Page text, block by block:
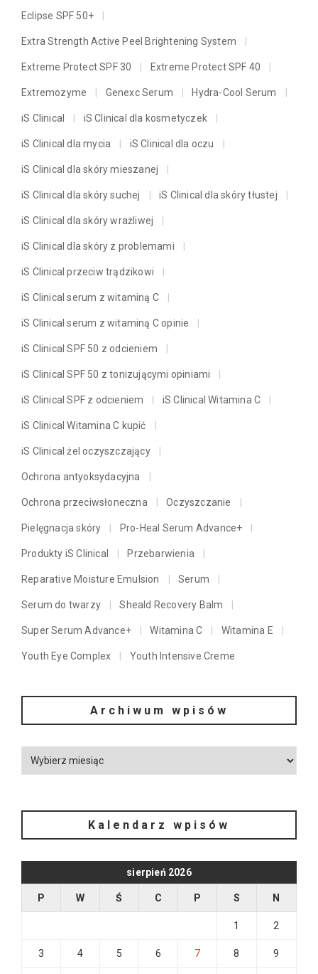
Eclipse SPF 50+
Extra Strength Active Peel Brightening System
Extreme Protect SPF 30 Extreme Protect SPF 40
Extremozyme Genexc Serum Hydra-Cool Serum
iS Clinical iS Clinical dla kosmetyczek
iS Clinical dla mycia iS Clinical dla oczu
iS Clinical dla skóry mieszanej
iS Clinical dla skóry suchej iS Clinical dla skóry tłustej
iS Clinical dla skóry wrażliwej
iS Clinical dla skóry z problemami
iS Clinical przeciw trądzikowi
iS Clinical serum z witaminą C
iS Clinical serum z witaminą C opinie
iS Clinical SPF 50 z odcieniem
iS Clinical SPF 50 z tonizującymi opiniami
iS Clinical SPF z odcieniem iS Clinical Witamina C
iS Clinical Witamina C kupić
iS Clinical żel oczyszczający
Ochrona antyoksydacyjna
Ochrona przeciwsłoneczna Oczyszczanie
Pielęgnacja skóry Pro-Heal Serum Advance+
Produkty iS Clinical Przebarwienia
Reparative Moisture Emulsion Serum
Serum do twarzy Sheald Recovery Balm
Super Serum Advance+ Witamina C Witamina E
Youth Eye Complex Youth Intensive Creme
Archiwum wpisów
Kalendarz wpisów
sierpień 2026
P W Ś C P S N
1 2
3 4 5 6 7 8 9